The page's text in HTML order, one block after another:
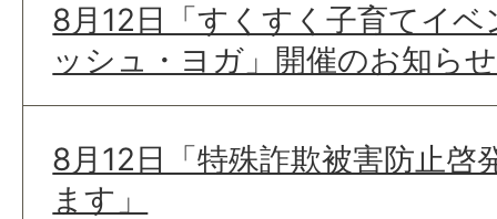
8月12日「すくすく子育てイ
ッシュ・ヨガ」開催のお知ら
8月12日「特殊詐欺被害防止啓
ます」